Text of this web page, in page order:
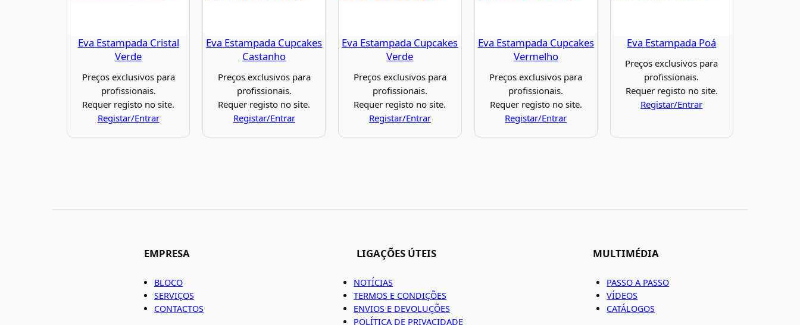
Eva Estampada Cristal
Verde
Preços exclusivos para
profissionais.
Requer registo no site.
Registar/Entrar
Eva Estampada Cupcakes
Castanho
Preços exclusivos para
profissionais.
Requer registo no site.
Registar/Entrar
Eva Estampada Cupcakes
Verde
Preços exclusivos para
profissionais.
Requer registo no site.
Registar/Entrar
Eva Estampada Cupcakes
Vermelho
Preços exclusivos para
profissionais.
Requer registo no site.
Registar/Entrar
Eva Estampada Poá
Preços exclusivos para
profissionais.
Requer registo no site.
Registar/Entrar
EMPRESA
BLOCO
SERVIÇOS
CONTACTOS
LIGAÇÕES ÚTEIS
NOTÍCIAS
TERMOS E CONDIÇÕES
ENVIOS E DEVOLUÇÕES
POLÍTICA DE PRIVACIDADE
MULTIMÉDIA
PASSO A PASSO
VÍDEOS
CATÁLOGOS